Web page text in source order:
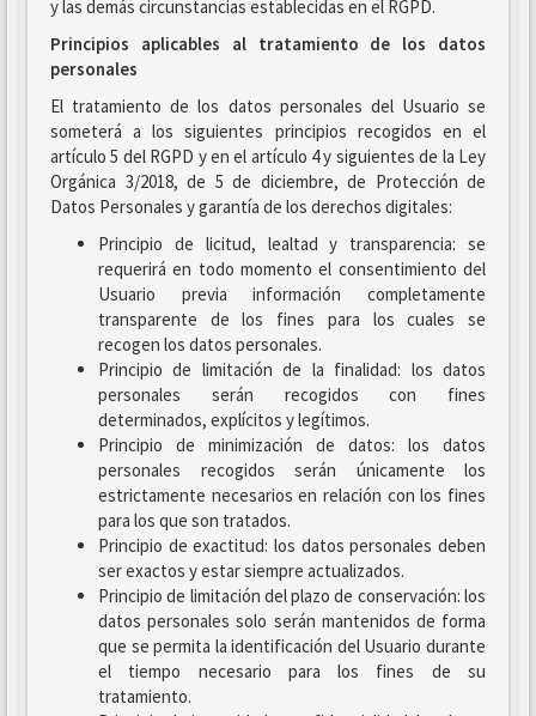
y las demás circunstancias establecidas en el RGPD.
Principios aplicables al tratamiento de los datos
personales
El tratamiento de los datos personales del Usuario se
someterá a los siguientes principios recogidos en el
artículo 5 del RGPD y en el artículo 4 y siguientes de la Ley
Orgánica 3/2018, de 5 de diciembre, de Protección de
Datos Personales y garantía de los derechos digitales:
Principio de licitud, lealtad y transparencia: se
requerirá en todo momento el consentimiento del
Usuario previa información completamente
transparente de los fines para los cuales se
recogen los datos personales.
Principio de limitación de la finalidad: los datos
personales serán recogidos con fines
determinados, explícitos y legítimos.
Principio de minimización de datos: los datos
personales recogidos serán únicamente los
estrictamente necesarios en relación con los fines
para los que son tratados.
Principio de exactitud: los datos personales deben
ser exactos y estar siempre actualizados.
Principio de limitación del plazo de conservación: los
datos personales solo serán mantenidos de forma
que se permita la identificación del Usuario durante
el tiempo necesario para los fines de su
tratamiento.